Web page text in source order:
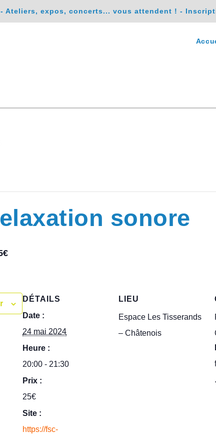
- Ateliers, expos, concerts... vous attendent ! -
sonore
DÉTAILS
Date :
24 mai 2024
Heure :
20:00 - 21:30
Prix :
25€
Site :
https://fsc-
LIEU
Espace Les Tisserands
– Châtenois